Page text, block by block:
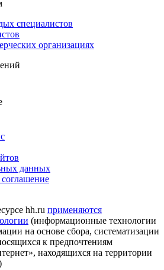
специалистов
организациях
данных
соглашение
hh.ru применяются
(информационные технологии
на основе сбора, систематизации
к предпочтениям
находящихся на территории